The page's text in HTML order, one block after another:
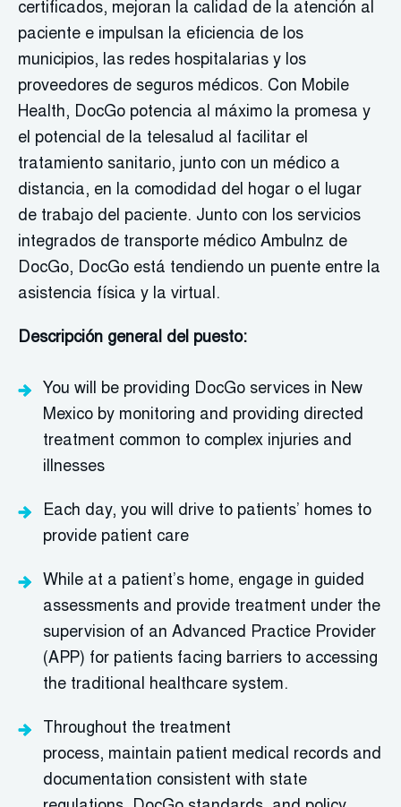
certificados, mejoran la calidad de la atención al
paciente e impulsan la eficiencia de los
municipios, las redes hospitalarias y los
proveedores de seguros médicos. Con Mobile
Health, DocGo potencia al máximo la promesa y
el potencial de la telesalud al facilitar el
tratamiento sanitario, junto con un médico a
distancia, en la comodidad del hogar o el lugar
de trabajo del paciente. Junto con los servicios
integrados de transporte médico Ambulnz de
DocGo, DocGo está tendiendo un puente entre la
asistencia física y la virtual.
Descripción general del puesto:
You will be providing DocGo services in New
Mexico by monitoring and providing directed
treatment common to complex injuries and
illnesses
Each day, you will drive to patients’ homes to
provide patient care
While at a patient’s home, engage in guided
assessments and provide treatment under the
supervision of an Advanced Practice Provider
(APP) for patients facing barriers to accessing
the traditional healthcare system.
Throughout the treatment
process, maintain patient medical records and
documentation consistent with state